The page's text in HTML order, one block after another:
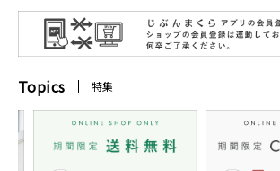
Topics 特集